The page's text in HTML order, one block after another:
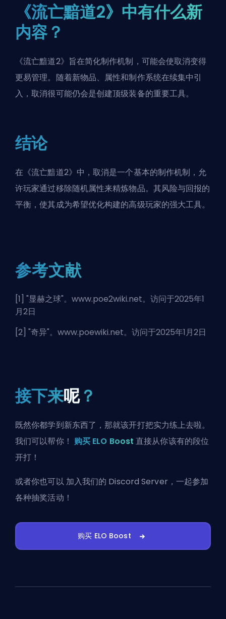
《流亡黯道2》中有什么新
内容？
《流亡黯道2》旨在简化制作机制，可能会使取消变得
更易管理。随着新物品、属性和制作系统在续集中引
入，取消很可能仍会是创建顶级装备的重要工具。
结论
在《流亡黯道2》中，取消是一个基本的制作机制，允
许玩家通过移除随机属性来精炼物品。其风险与回报的
平衡，使其成为希望优化构建的高级玩家的强大工具。
参考文献
[1] "显赫之球"。www.poe2wiki.net。访问于2025年1
月2日
[2] "奇异"。www.poewiki.net。访问于2025年1月2日
接下来呢？
既然你都学到新东西了，那就该开打把实力练上去啦。
我们可以帮你！ 购买 ELO Boost 直接从你该有的段位
开打！
或者你也可以 加入我们的 Discord Server ，一起参加
各种抽奖活动！
购买 ELO Boost